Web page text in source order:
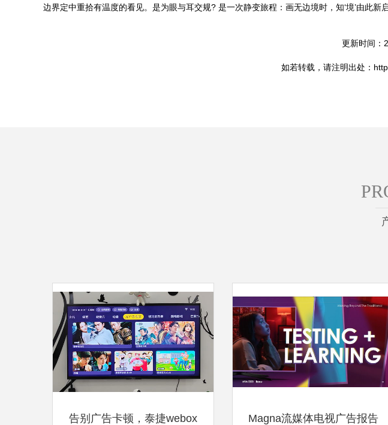
边界定中重拾有温度的看见。是为眼与耳交规? 是一次静变旅程：画无边境时，知‘境’由此新启
更新时间：
如若转载，请注明出处：
告别广告卡顿，泰捷webox Magna流媒体电视广告报告